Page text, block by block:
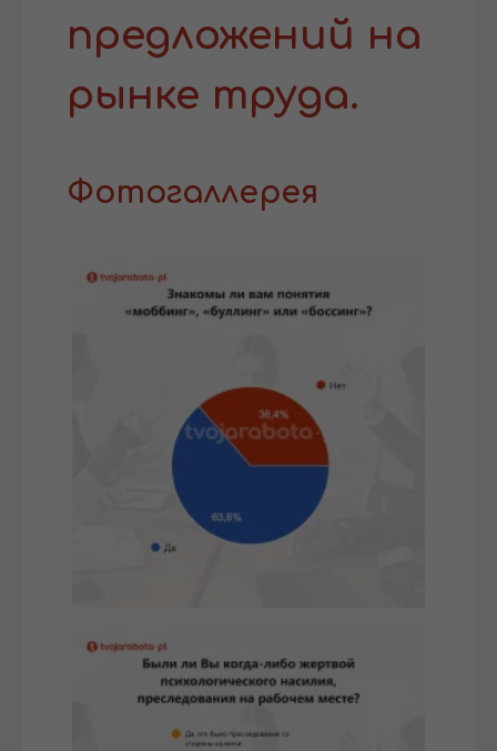
предложений на
рынке труда.
Фотогаллерея